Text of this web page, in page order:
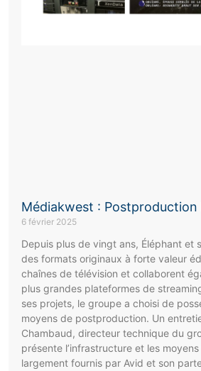
Médiakwest : Postproduction
6 février 2025
Depuis plus de vingt ans, Éléphant et
des formats originaux à forte valeur
chaînes de télévision et collaborent
plus grandes plateformes de
ses projets, le groupe a choisi de
moyens de postproduction. Un
Chambaud, directeur technique du
présente l’infrastructure et les
largement fournis par Avid et son